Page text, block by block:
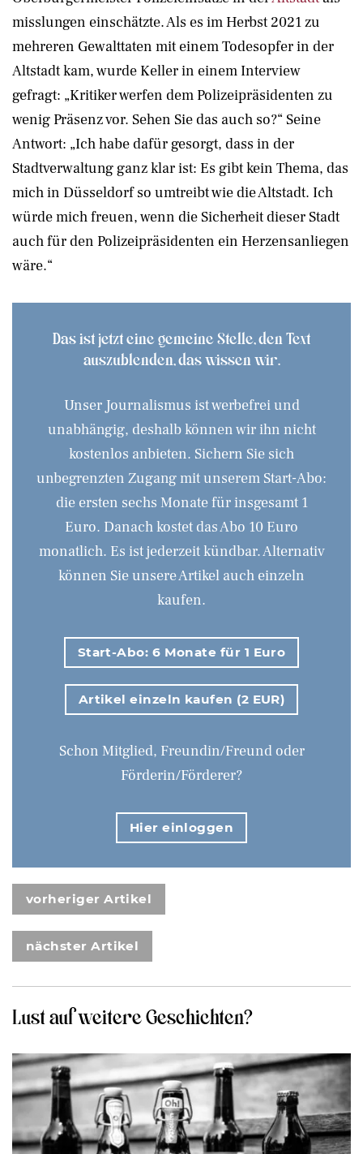
misslungen einschätzte. Als es im Herbst 2021 zu
mehreren Gewalttaten mit einem Todesopfer in der
Altstadt kam, wurde Keller in einem Interview
gefragt: „Kritiker werfen dem Polizeipräsidenten zu
wenig Präsenz vor. Sehen Sie das auch so?“ Seine
Antwort: „Ich habe dafür gesorgt, dass in der
Stadtverwaltung ganz klar ist: Es gibt kein Thema, das
mich in Düsseldorf so umtreibt wie die Altstadt. Ich
würde mich freuen, wenn die Sicherheit dieser Stadt
auch für den Polizeipräsidenten ein Herzensanliegen
wäre.“
Das ist jetzt eine gemeine Stelle, den Text
auszublenden, das wissen wir.
Unser Journalismus ist werbefrei und
unabhängig, deshalb können wir ihn nicht
kostenlos anbieten. Sichern Sie sich
unbegrenzten Zugang mit unserem Start-Abo:
die ersten sechs Monate für insgesamt 1
Euro. Danach kostet das Abo 10 Euro
monatlich. Es ist jederzeit kündbar. Alternativ
können Sie unsere Artikel auch einzeln
kaufen.
Start-Abo: 6 Monate für 1 Euro
Artikel einzeln kaufen (2 EUR)
Schon Mitglied, Freundin/Freund oder
Förderin/Förderer?
Hier einloggen
vorheriger Artikel
nächster Artikel
Lust auf weitere Geschichten?